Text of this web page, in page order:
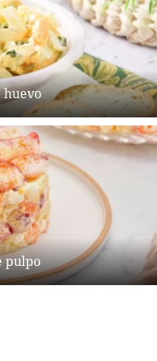
huevo
pulpo